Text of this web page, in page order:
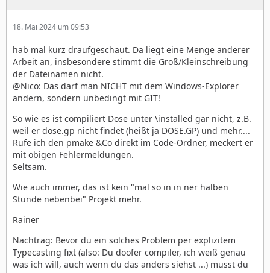
18. Mai 2024 um 09:53
hab mal kurz draufgeschaut. Da liegt eine Menge anderer
Arbeit an, insbesondere stimmt die Groß/Kleinschreibung
der Dateinamen nicht.
@Nico: Das darf man NICHT mit dem Windows-Explorer
ändern, sondern unbedingt mit GIT!
So wie es ist compiliert Dose unter \installed gar nicht, z.B.
weil er dose.gp nicht findet (heißt ja DOSE.GP) und mehr....
Rufe ich den pmake &Co direkt im Code-Ordner, meckert er
mit obigen Fehlermeldungen.
Seltsam.
Wie auch immer, das ist kein "mal so in in ner halben
Stunde nebenbei" Projekt mehr.
Rainer
Nachtrag: Bevor du ein solches Problem per explizitem
Typecasting fixt (also: Du doofer compiler, ich weiß genau
was ich will, auch wenn du das anders siehst ...) musst du